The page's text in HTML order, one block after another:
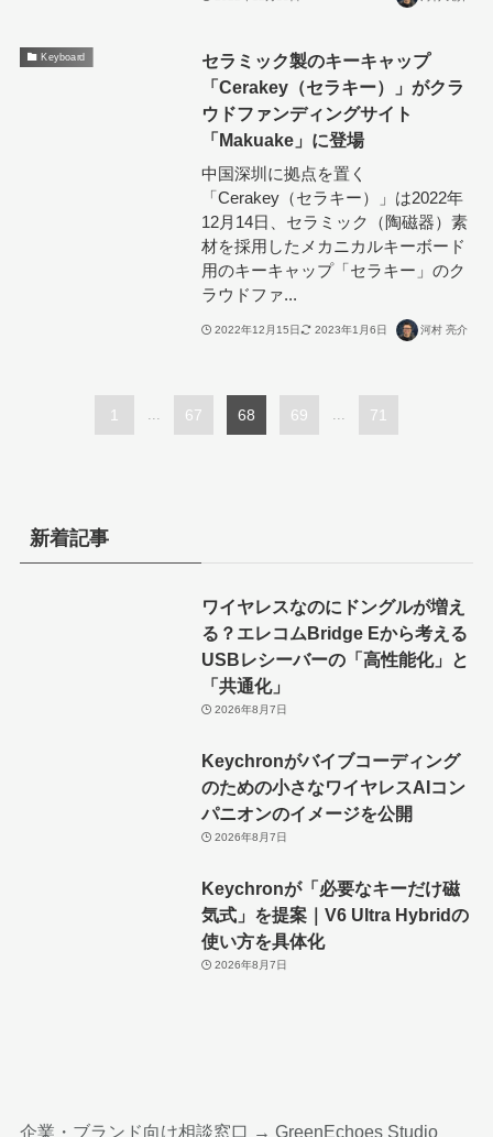
Keyboard
セラミック製のキーキャップ
「Cerakey（セラキー）」がクラ
ウドファンディングサイト
「Makuake」に登場
中国深圳に拠点を置く
「Cerakey（セラキー）」は2022年
12月14日、セラミック（陶磁器）素
材を採用したメカニカルキーボード
用のキーキャップ「セラキー」のク
ラウドファ...
2022年12月15日 2023年1月6日 河村 亮介
1 ... 67 68 69 ... 71
新着記事
ワイヤレスなのにドングルが増え
る？エレコムBridge Eから考える
USBレシーバーの「高性能化」と
「共通化」
2026年8月7日
Keychronがバイブコーディング
のための小さなワイヤレスAIコン
パニオンのイメージを公開
2026年8月7日
Keychronが「必要なキーだけ磁
気式」を提案｜V6 Ultra Hybridの
使い方を具体化
2026年8月7日
企業・ブランド向け相談窓口 → GreenEchoes Studio